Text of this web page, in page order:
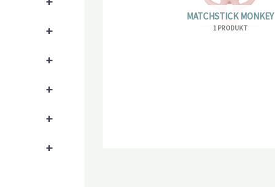
+
+
+
+
+
MATCHSTICK MONKEY
1 PRODUKT